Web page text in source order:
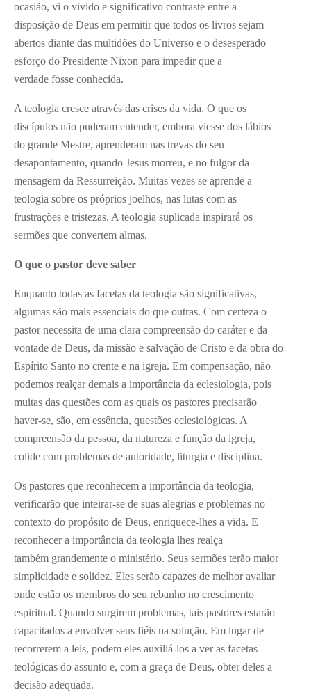
ocasião, vi o vivido e significativo contraste entre a
disposição de Deus em permitir que todos os livros sejam
abertos diante das multidões do Universo e o desesperado
esforço do Presidente Nixon para impedir que a
verdade fosse conhecida.
A teologia cresce através das crises da vida. O que os
discípulos não puderam entender, embora viesse dos lábios
do grande Mestre, aprenderam nas trevas do seu
desapontamento, quando Jesus morreu, e no fulgor da
mensagem da Ressurreição. Muitas vezes se aprende a
teologia sobre os próprios joelhos, nas lutas com as
frustrações e tristezas. A teologia suplicada inspirará os
sermões que convertem almas.
O que o pastor deve saber
Enquanto todas as facetas da teologia são significativas,
algumas são mais essenciais do que outras. Com certeza o
pastor necessita de uma clara compreensão do caráter e da
vontade de Deus, da missão e salvação de Cristo e da obra do
Espírito Santo no crente e na igreja. Em compensação, não
podemos realçar demais a importância da eclesiologia, pois
muitas das questões com as quais os pastores precisarão
haver-se, são, em essência, questões eclesiológicas. A
compreensão da pessoa, da natureza e função da igreja,
colide com problemas de autoridade, liturgia e disciplina.
Os pastores que reconhecem a importância da teologia,
verificarão que inteirar-se de suas alegrias e problemas no
contexto do propósito de Deus, enriquece-lhes a vida. E
reconhecer a importância da teologia lhes realça
também grandemente o ministério. Seus sermões terão maior
simplicidade e solidez. Eles serão capazes de melhor avaliar
onde estão os membros do seu rebanho no crescimento
espiritual. Quando surgirem problemas, tais pastores estarão
capacitados a envolver seus fiéis na solução. Em lugar de
recorrerem a leis, podem eles auxiliá-los a ver as facetas
teológicas do assunto e, com a graça de Deus, obter deles a
decisão adequada.